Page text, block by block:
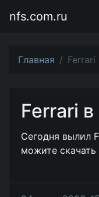
nfs.com.ru
Главная
Ferrari
Сегодня вылил
можите скачать